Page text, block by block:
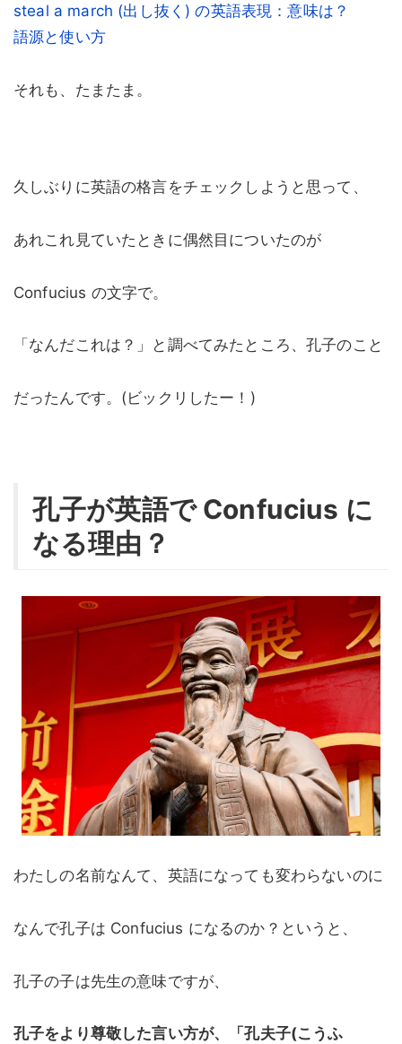
steal a march (出し抜く) の英語表現：意味は？
語源と使い方
それも、たまたま。
久しぶりに英語の格言をチェックしようと思って、
あれこれ見ていたときに偶然目についたのが
Confucius の文字で。
「なんだこれは？」と調べてみたところ、孔子のこと
だったんです。(ビックリしたー！)
孔子が英語で Confucius に
なる理由？
わたしの名前なんて、英語になっても変わらないのに
なんで孔子は Confucius になるのか？というと、
孔子の子は先生の意味ですが、
孔子をより尊敬した言い方が、「孔夫子(こうふ